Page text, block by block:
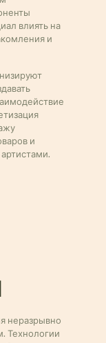
влиять на
и
и
неразрывно
Технологии